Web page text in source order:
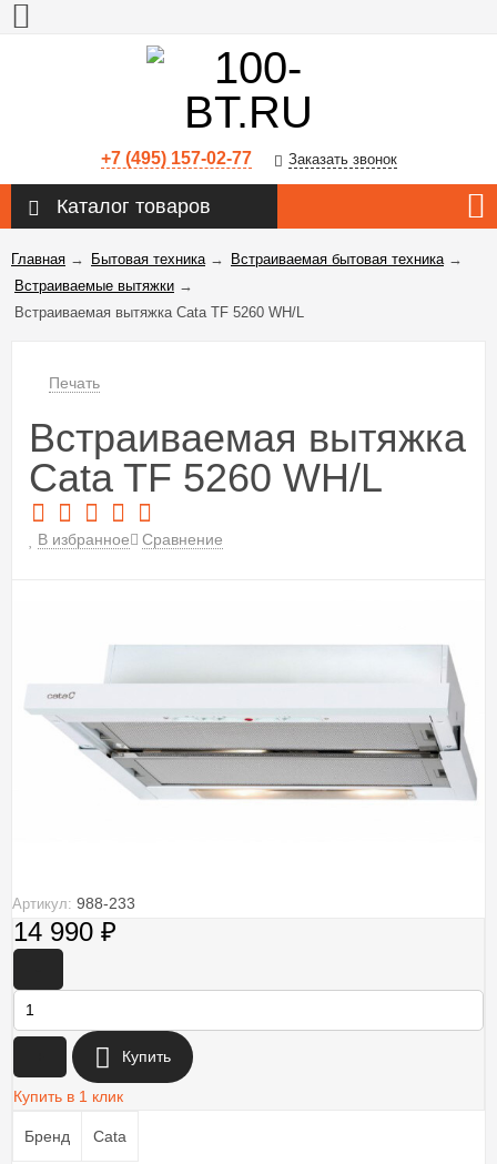
+7 (495) 157-02-77 Заказать звонок
Каталог товаров
Главная → Бытовая техника→ Встраиваемая бытовая техника→
Встраиваемые вытяжки →
Встраиваемая вытяжка Cata TF 5260 WH/L
Печать
Встраиваемая вытяжка
Cata TF 5260 WH/L
В избранное Сравнение
Артикул: 988-233
14 990 ₽
Купить
Купить в 1 клик
Бренд Cata